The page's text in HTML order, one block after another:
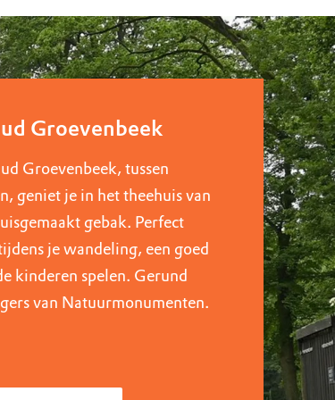
Groevenbeek
Groevenbeek, tussen
geniet je in het theehuis van
gebak. Perfect
je wandeling, een goed
kinderen spelen. Gerund
van Natuurmonumenten.